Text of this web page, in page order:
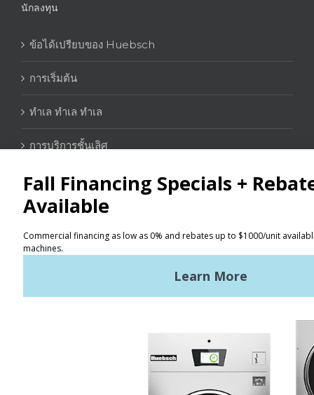
นักลงทุน
ข้อได้เปรียบของ Huebsch
การเริ่มต้น
ทำเล ทำเล ทำเล
การบริการชั้นเลิศ
ติดต่อ
ระบุตำแหน่ง